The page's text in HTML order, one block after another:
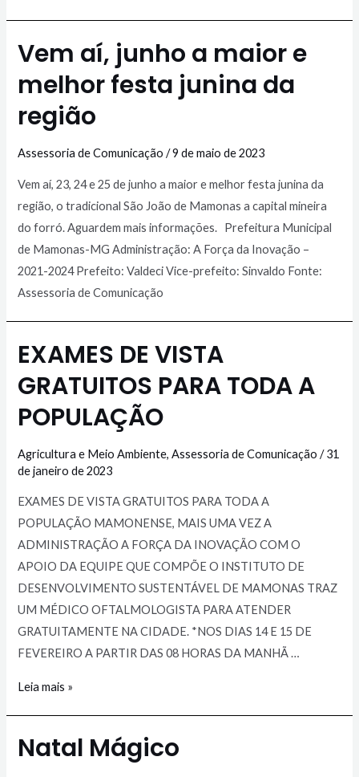
Vem aí, junho a maior e
melhor festa junina da
região
Assessoria de Comunicação /9 de maio de 2023
Vem aí, 23, 24 e 25 de junho a maior e melhor festa junina da
região, o tradicional São João de Mamonas a capital mineira
do forró. Aguardem mais informações. Prefeitura Municipal
de Mamonas-MG Administração: A Força da Inovação –
2021-2024 Prefeito: Valdeci Vice-prefeito: Sinvaldo Fonte:
Assessoria de Comunicação
EXAMES DE VISTA
GRATUITOS PARA TODA A
POPULAÇÃO
Agricultura e Meio Ambiente,Assessoria de Comunicação /31
de janeiro de 2023
EXAMES DE VISTA GRATUITOS PARA TODA A
POPULAÇÃO MAMONENSE, MAIS UMA VEZ A
ADMINISTRAÇÃO A FORÇA DA INOVAÇÃO COM O
APOIO DA EQUIPE QUE COMPÕE O INSTITUTO DE
DESENVOLVIMENTO SUSTENTÁVEL DE MAMONAS TRAZ
UM MÉDICO OFTALMOLOGISTA PARA ATENDER
GRATUITAMENTE NA CIDADE. *NOS DIAS 14 E 15 DE
FEVEREIRO A PARTIR DAS 08 HORAS DA MANHÃ …
Leia mais »
Natal Mágico